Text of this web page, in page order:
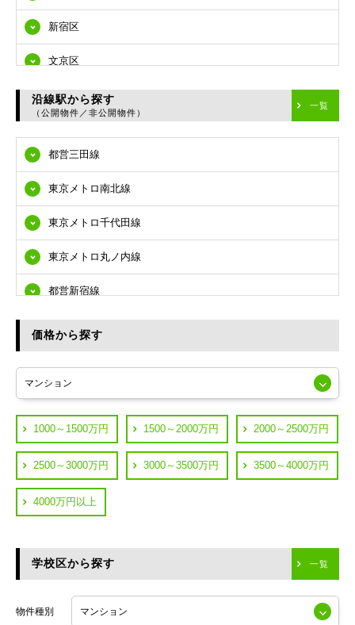
新宿区
文京区
台東区
江東区
品川区
目黒区
大田区
世田谷区
渋谷区
練馬区
葛飾区
横浜市鶴見区
横浜市神奈川区
川崎市川崎区
川崎市中原区
川崎市高津区
沿線駅から探す
（公開物件／非公開物件）
一覧
都営三田線
東京メトロ南北線
東京メトロ千代田線
東京メトロ丸ノ内線
都営新宿線
都営浅草線
JR中央線
JR中央・総武線
東京メトロ日比谷線
小田急線
価格から探す
1000～1500万円 1500～2000万円 2000～2500万円
2500～3000万円 3000～3500万円 3500～4000万円
4000万円以上
学校区から探す 一覧
物件種別